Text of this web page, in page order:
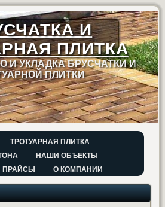
И
ПЛИТКА
И УКЛАДКА БРУСЧАТКИ И
ПЛИТКИ
ТРОТУАРНАЯ ПЛИТКА
НАШИ ОБЪЕКТЫ
ПРАЙСЫ О КОМПАНИИ